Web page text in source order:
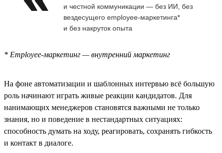
и честной коммуникации — без ИИ, без
вездесущего employee-маркетинга*
и без накруток опыта
* Employee-маркетинг — внутренний маркетинг
На фоне автоматизации и шаблонных интервью всё большую
роль начинают играть живые реакции кандидатов. Для
нанимающих менеджеров становятся важными не только
знания, но и поведение в нестандартных ситуациях:
способность думать на ходу, реагировать, сохранять гибкость
и контакт в диалоге.